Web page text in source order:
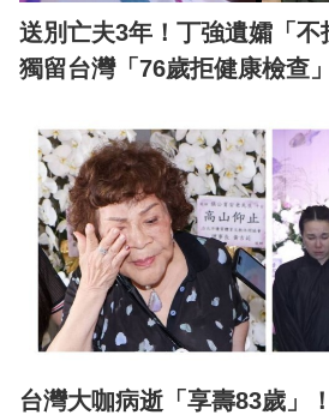
送別亡夫3年！丁強遺孀「
獨留台灣「76歲拒健康檢查
台灣大咖病逝「享壽83歲」